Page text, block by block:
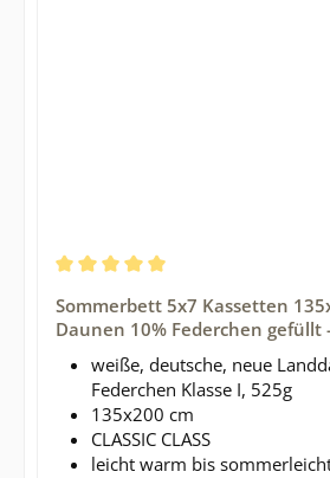
Sommerbett 5x7 Kassetten
Daunen 10% Federchen gefüllt
federn.de
weiße, deutsche, neue
Federchen Klasse I, 525g
135x200 cm
CLASSIC CLASS
leicht warm bis